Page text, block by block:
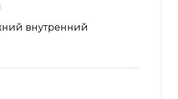
внутренний